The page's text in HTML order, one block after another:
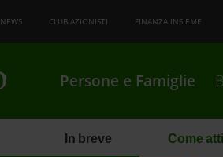
NEWS CLUB AZIONISTI FINANZA INSIEME
Persone e Famiglie
In breve Come